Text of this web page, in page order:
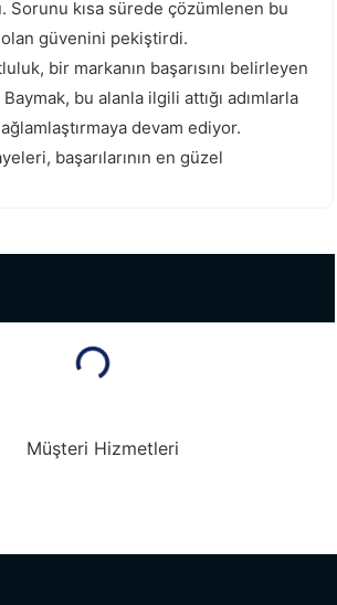
Sorunu kısa sürede çözümlenen bu
olan güvenini pekiştirdi.
bir markanın başarısını belirleyen
bu alanla ilgili attığı adımlarla
devam ediyor.
başarılarının en güzel